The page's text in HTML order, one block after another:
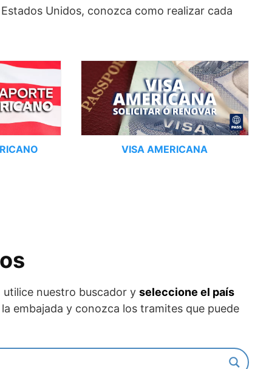
Unidos, conozca como realizar cada
VISA AMERICANA
utilice nuestro buscador y seleccione el país
la embajada y conozca los tramites que puede